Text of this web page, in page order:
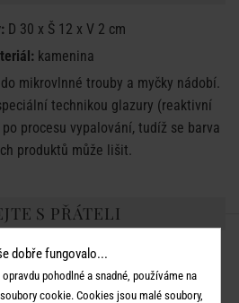
D 30 x Š 12 x V 2 cm
kamenina
mikrovlnné trouby a myčky nádobí.
technikou glazury (reaktivní
procesu vypalování, tudíž se barva
produktů může lišit.
S PŘÁTELI
dobře fungovalo...
pohodlné a snadné, používáme na
cookie. Cookies jsou malé soubory,